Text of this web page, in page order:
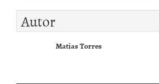
Autor
Matias Torres